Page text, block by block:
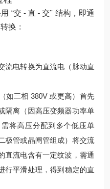
“交 - 直 - 交" 结构，即通
换：
流电转换为直流电（脉动直
如三相 380V 或更高）首先
隔离（因高压变频器功率单
将高压分配到多个低压单
极管或晶闸管组成）将交流
直流电含有一定纹波，需通
行平滑处理，得到稳定的直